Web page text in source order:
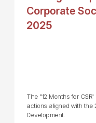
Corporate
2025
The "12 Months for
actions aligned with the
Development.